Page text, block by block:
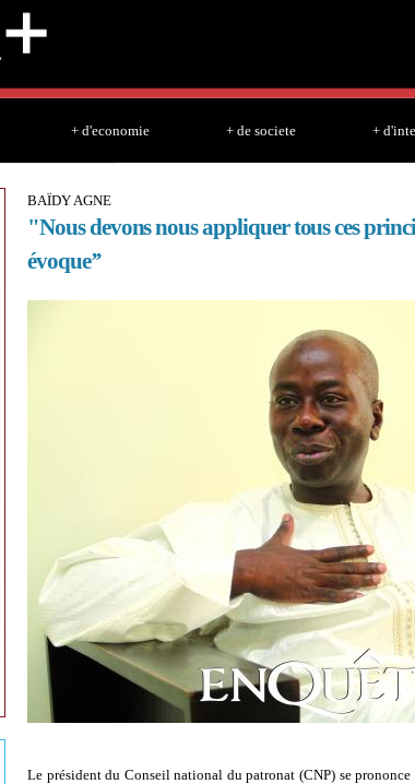
+ d'economie + de societe +
BAÏDY AGNE
"Nous devons nous appliquer tous ces
évoque’’
Le président du Conseil national du patronat (CNP) se